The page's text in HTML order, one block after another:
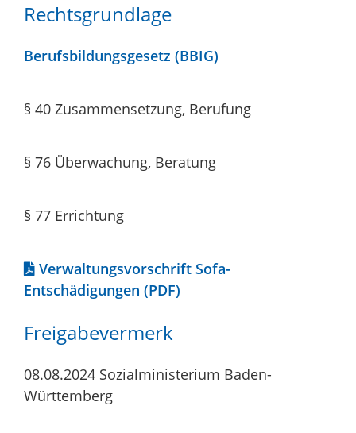
Rechtsgrundlage
Berufsbildungsgesetz (BBIG)
§ 40 Zusammensetzung, Berufung
§ 76 Überwachung, Beratung
§ 77 Errichtung
Verwaltungsvorschrift Sofa-
Entschädigungen (PDF)
Freigabevermerk
08.08.2024 Sozialministerium Baden-
Württemberg